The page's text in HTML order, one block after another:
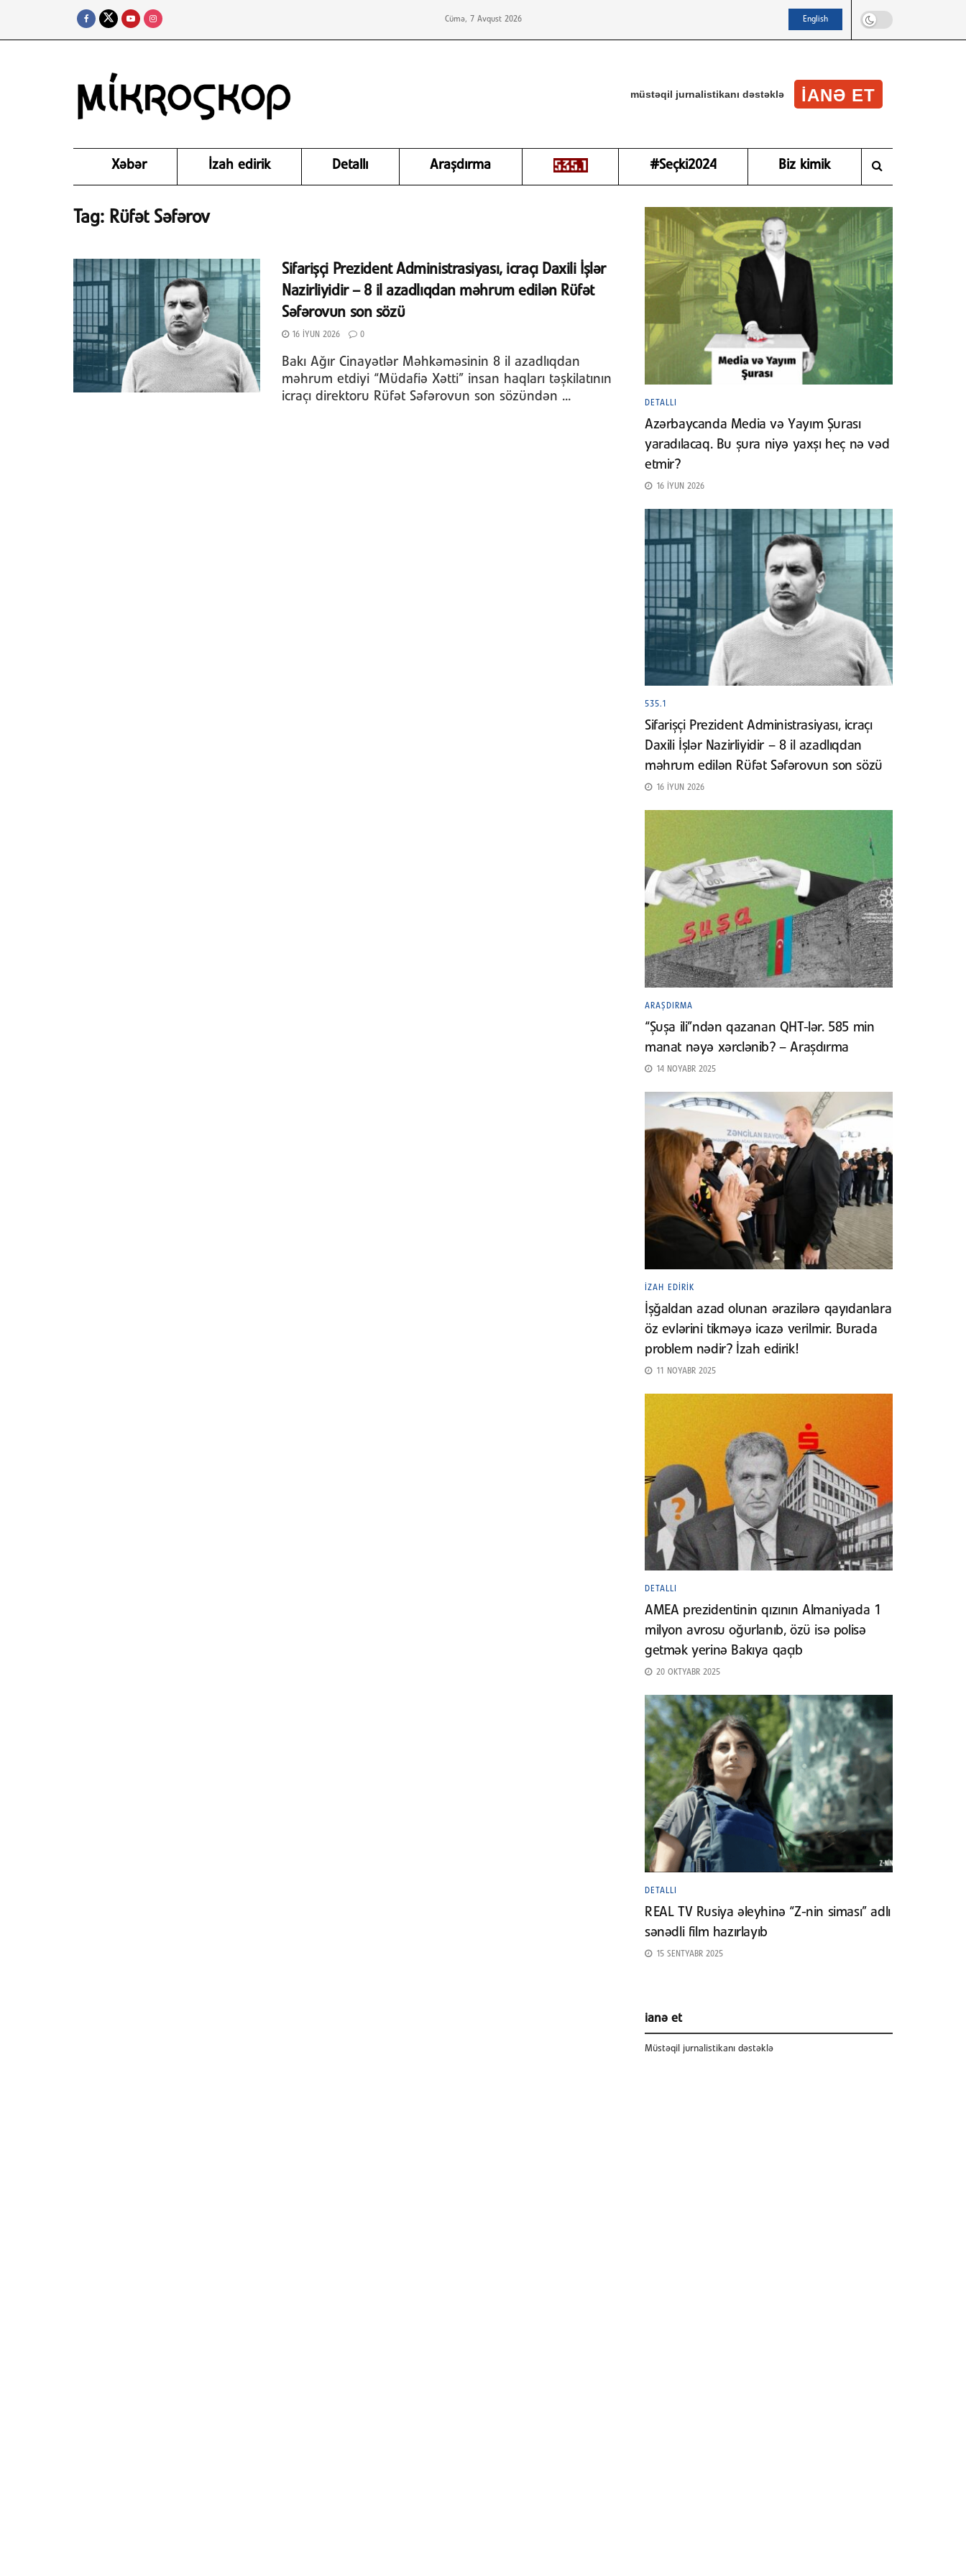
Cümə, 7 Avqust 2026 English
müstəqil jurnalistikanı dəstəklə IANƏ ET
Xəbər İzah edirik Detallı Araşdırma #Seçki2024 Biz kimik
Tag: Rüfət Səfərov
Sifarişçi Prezident Administrasiyası, icraçı Daxili İşlər
Nazirliyidir – 8 il azadlıqdan məhrum edilən Rüfət
Səfərovun son sözü
16 İYUN 2026 0
Bakı Ağır Cinayətlər Məhkəməsinin 8 il azadlıqdan
məhrum etdiyi “Müdafiə Xətti” insan haqları təşkilatının
icraçı direktoru Rüfət Səfərovun son sözündən ...
DETALLI
Azərbaycanda Media və Yayım Şurası
yaradılacaq. Bu şura niyə yaxşı heç nə vəd
etmir?
16 İYUN 2026
535.1
Sifarişçi Prezident Administrasiyası, icraçı
Daxili İşlər Nazirliyidir – 8 il azadlıqdan
məhrum edilən Rüfət Səfərovun son sözü
16 İYUN 2026
ARAŞDIRMA
“Şuşa ili”ndən qazanan QHT-lər. 585 min
manat nəyə xərclənib? – Araşdırma
14 NOYABR 2025
İZAH EDIRIK
İşğaldan azad olunan ərazilərə qayıdanlara
öz evlərini tikməyə icazə verilmir. Burada
problem nədir? İzah edirik!
11 NOYABR 2025
DETALLI
AMEA prezidentinin qızının Almaniyada 1
milyon avrosu oğurlanıb, özü isə polisə
getmək yerinə Bakıya qaçıb
20 OKTYABR 2025
DETALLI
REAL TV Rusiya əleyhinə “Z-nin siması” adlı
sənədli film hazırlayıb
15 SENTYABR 2025
ianə et
Müstəqil jurnalistikanı dəstəklə